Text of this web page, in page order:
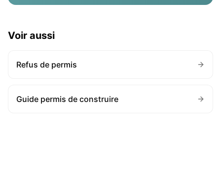
Voir aussi
Refus de permis
Guide permis de construire